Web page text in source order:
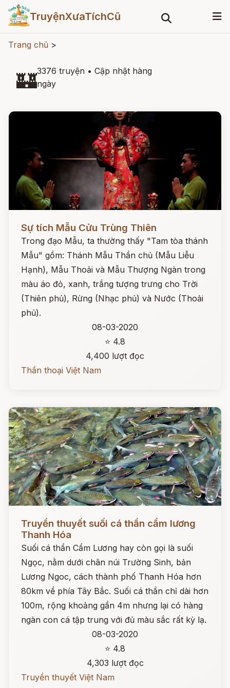
TruyệnXưaTíchCũ
Trang chủ >
🏰3376 truyện • Cập nhật hàng
ngày
Sự tích Mẫu Cửu Trùng Thiên
Trong đạo Mẫu, ta thường thấy "Tam tòa thánh
Mẫu" gồm: Thánh Mẫu Thần chủ (Mẫu Liễu
Hạnh), Mẫu Thoải và Mẫu Thượng Ngàn trong
màu áo đỏ, xanh, trắng tượng trưng cho Trời
(Thiên phủ), Rừng (Nhạc phủ) và Nước (Thoải
phủ).
08-03-2020
⭐ 4.8
4,400 lượt đọc
Thần thoại Việt Nam
Đọc ngay
Truyền thuyết suối cá thần cẩm lương
Thanh Hóa
Suối cá thần Cẩm Lương hay còn gọi là suối
Ngọc, nằm dưới chân núi Trường Sinh, bản
Lương Ngoc, cách thành phố Thanh Hóa hơn
80km về phía Tây Bắc. Suối cá thần chỉ dài hơn
100m, rộng khoảng gần 4m nhưng lại có hàng
ngàn con cá tập trung với đủ màu sắc rất kỳ lạ.
08-03-2020
⭐ 4.8
4,303 lượt đọc
Truyền thuyết Việt Nam